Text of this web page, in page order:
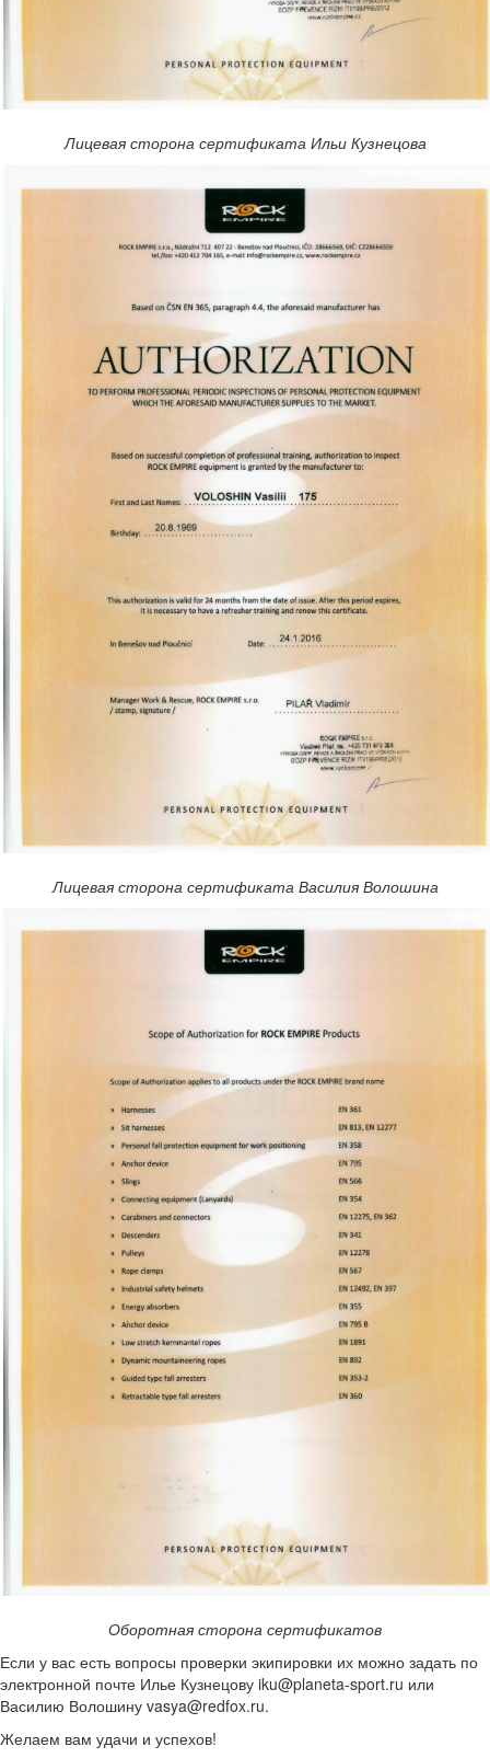
Лицевая сторона сертификата Ильи Кузнецова
Лицевая сторона сертификата Василия Волошина
Оборотная сторона сертификатов
Если у вас есть вопросы проверки экипировки их можно задать по
электронной почте Илье Кузнецову iku@planeta-sport.ru или
Василию Волошину vasya@redfox.ru.
Желаем вам удачи и успехов!